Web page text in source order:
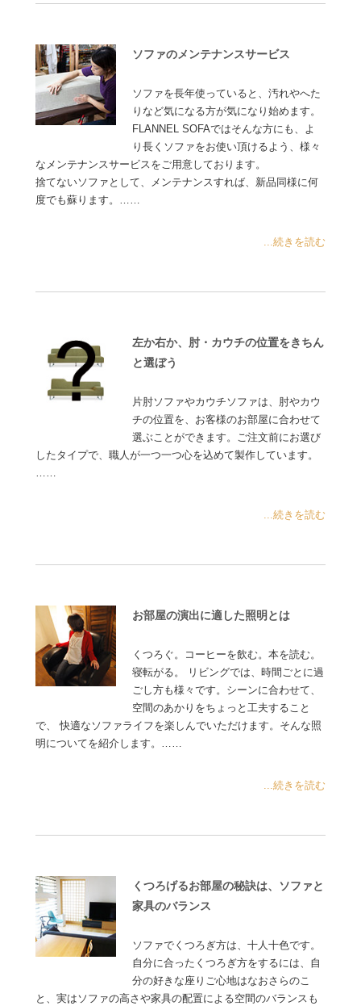
ソファのメンテナンスサービス
ソファを長年使っていると、汚れやへた
りなど気になる方が気になり始めます。
FLANNEL SOFAではそんな方にも、よ
り長くソファをお使い頂けるよう、様々
なメンテナンスサービスをご用意しております。
捨てないソファとして、メンテナンスすれば、新品同様に何
度でも蘇ります。……
...続きを読む
左か右か、肘・カウチの位置をきちん
と選ぼう
片肘ソファやカウチソファは、肘やカウ
チの位置を、お客様のお部屋に合わせて
選ぶことができます。ご注文前にお選び
したタイプで、職人が一つ一つ心を込めて製作しています。
……
...続きを読む
お部屋の演出に適した照明とは
くつろぐ。コーヒーを飲む。本を読む。
寝転がる。 リビングでは、時間ごとに過
ごし方も様々です。シーンに合わせて、
空間のあかりをちょっと工夫すること
で、 快適なソファライフを楽しんでいただけます。そんな照
明についてを紹介します。……
...続きを読む
くつろげるお部屋の秘訣は、ソファと
家具のバランス
ソファでくつろぎ方は、十人十色です。
自分に合ったくつろぎ方をするには、自
分の好きな座りご心地はなおさらのこ
と、実はソファの高さや家具の配置による空間のバランスも